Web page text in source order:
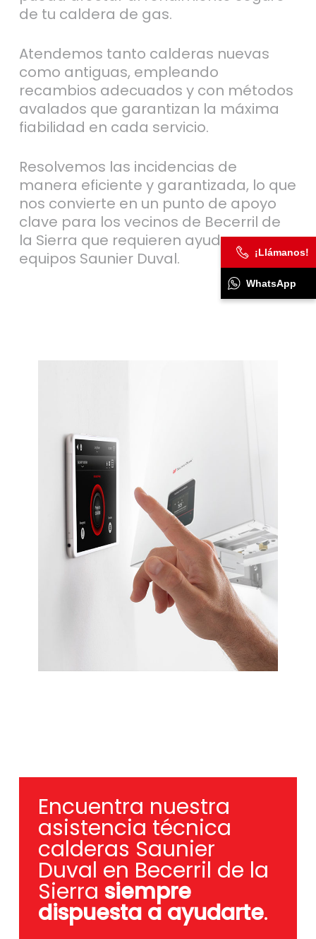
de tu caldera de gas.
Atendemos tanto calderas nuevas
como antiguas, empleando
recambios adecuados y con métodos
avalados que garantizan la máxima
fiabilidad en cada servicio.
Resolvemos las incidencias de
manera eficiente y garantizada, lo que
nos convierte en un punto de apoyo
clave para los vecinos de Becerril de
la Sierra que requieren ayuda con sus
equipos Saunier Duval.
Encuentra nuestra
asistencia técnica
calderas Saunier
Duval en Becerril de la
Sierra siempre
dispuesta a ayudarte.
¡Llámanos!
WhatsApp